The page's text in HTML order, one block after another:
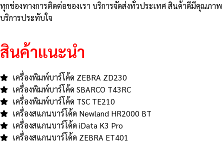
ทุกช่องทางการติดต่อของเรา บริการจัดส่งทั่วประเทศ สินค้าดีมีคุณภาพ
บริการประทับใจ
สินค้าแนะนำ
เครื่องพิมพ์บาร์โค้ด ZEBRA ZD230
เครื่องพิมพ์บาร์โค้ด SBARCO T43RC
เครื่องพิมพ์บาร์โค้ด TSC TE210
เครื่องสแกนบาร์โค้ด Newland HR2000 BT
เครื่องสแกนบาร์โค้ด iData K3 Pro
เครื่องสแกนบาร์โค้ด ZEBRA ET401